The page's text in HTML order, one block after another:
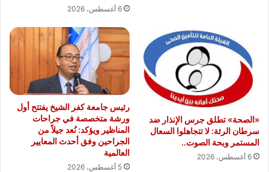
6 أغسطس، 2026
«الصحة» تطلق جرس الإنذار ضد
سرطان الرئة: لا تتجاهلوا السعال
المستمر وبحة الصوت..
6 أغسطس، 2026
رئيس جامعة كفر الشيخ يفتتح أول
ورشة متخصصة في جراحات
المناظير ويؤكد: نُعد جيلاً من
الجراحين وفق أحدث المعايير
العالمية
5 أغسطس، 2026